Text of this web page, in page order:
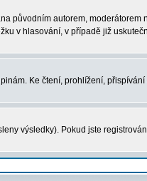
původním autorem,
v hlasování, v případě již
Ke čtení, prohlížení,
výsledky). Pokud jste